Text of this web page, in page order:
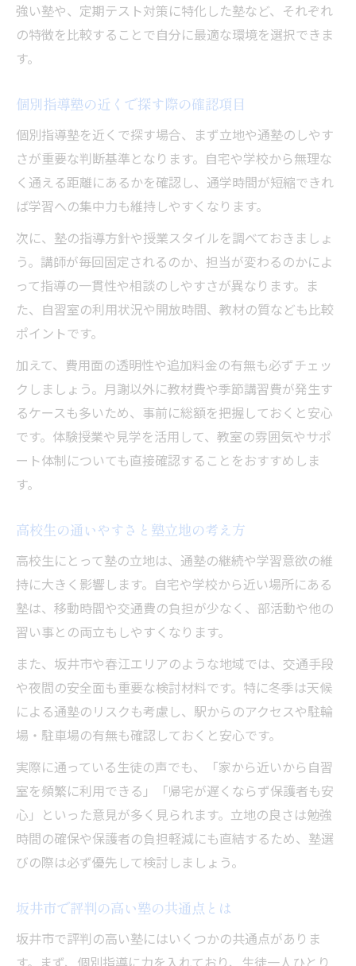
塾代と学習効果のバランスを見極める方法
高校生の塾費用を事前に把握するコツ
近くで通える塾の費用と指導内容を比較
高校生のための通塾時期と選び方ガイド
高校生が塾に通い始める最適な時期とは
個別指導塾の選び方と時期の決め方
成績向上に繋がる塾通い開始の目安
近くの塾を選ぶ際のタイミングを解説
高校生の受験対策と塾選びの進め方
強い塾や、定期テスト対策に特化した塾など、それぞれ
の特徴を比較することで自分に最適な環境を選択できま
す。
個別指導塾の近くで探す際の確認項目
個別指導塾を近くで探す場合、まず立地や通塾のしやす
さが重要な判断基準となります。自宅や学校から無理な
く通える距離にあるかを確認し、通学時間が短縮できれ
ば学習への集中力も維持しやすくなります。
次に、塾の指導方針や授業スタイルを調べておきましょ
う。講師が毎回固定されるのか、担当が変わるのかによ
って指導の一貫性や相談のしやすさが異なります。ま
た、自習室の利用状況や開放時間、教材の質なども比較
ポイントです。
加えて、費用面の透明性や追加料金の有無も必ずチェッ
クしましょう。月謝以外に教材費や季節講習費が発生す
るケースも多いため、事前に総額を把握しておくと安心
です。体験授業や見学を活用して、教室の雰囲気やサポ
ート体制についても直接確認することをおすすめしま
す。
高校生の通いやすさと塾立地の考え方
高校生にとって塾の立地は、通塾の継続や学習意欲の維
持に大きく影響します。自宅や学校から近い場所にある
塾は、移動時間や交通費の負担が少なく、部活動や他の
習い事との両立もしやすくなります。
また、坂井市や春江エリアのような地域では、交通手段
や夜間の安全面も重要な検討材料です。特に冬季は天候
による通塾のリスクも考慮し、駅からのアクセスや駐輪
場・駐車場の有無も確認しておくと安心です。
実際に通っている生徒の声でも、「家から近いから自習
室を頻繁に利用できる」「帰宅が遅くならず保護者も安
心」といった意見が多く見られます。立地の良さは勉強
時間の確保や保護者の負担軽減にも直結するため、塾選
びの際は必ず優先して検討しましょう。
坂井市で評判の高い塾の共通点とは
坂井市で評判の高い塾にはいくつかの共通点がありま
す。まず、個別指導に力を入れており、生徒一人ひとり